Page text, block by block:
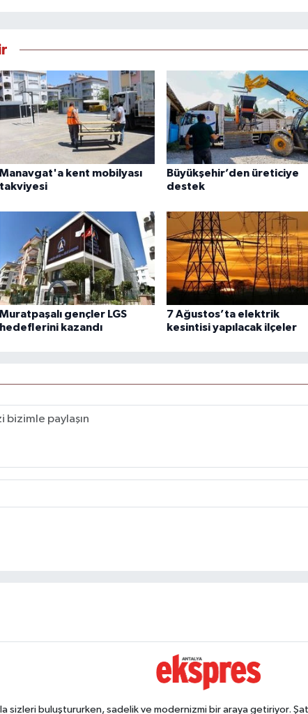
Manavgat'a kent mobilyası
takviyesi
Büyükşehir’den üreticiye
destek
Muratpaşalı gençler LGS
hedeflerini kazandı
7 Ağustos’ta elektrik
kesintisi yapılacak ilçeler
sizleri buluştururken, sadelik ve modernizmi bir araya getiriyor.